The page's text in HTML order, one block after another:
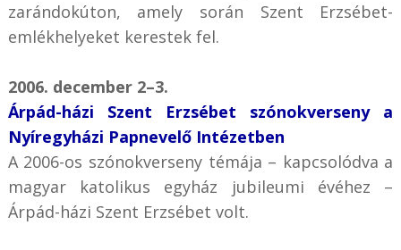
zarándokúton, amely során Szent Erzsébet-
emlékhelyeket kerestek fel.
2006. december 2–3.
Árpád-házi Szent Erzsébet szónokverseny a
Nyíregyházi Papnevelő Intézetben
A 2006-os szónokverseny témája – kapcsolódva a
magyar katolikus egyház jubileumi évéhez –
Árpád-házi Szent Erzsébet volt.